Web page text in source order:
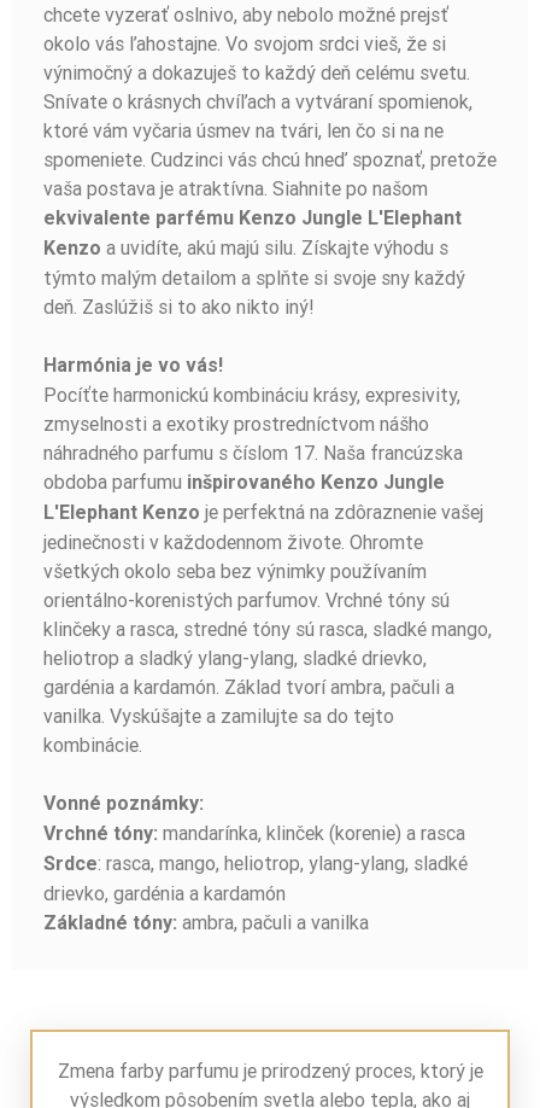
chcete vyzerať oslnivo, aby nebolo možné prejsť
okolo vás ľahostajne. Vo svojom srdci vieš, že si
výnimočný a dokazuješ to každý deň celému svetu.
Snívate o krásnych chvíľach a vytváraní spomienok,
ktoré vám vyčaria úsmev na tvári, len čo si na ne
spomeniete. Cudzinci vás chcú hneď spoznať, pretože
vaša postava je atraktívna. Siahnite po našom
ekvivalente parfému Kenzo Jungle L'Elephant
Kenzo a uvidíte, akú majú silu. Získajte výhodu s
týmto malým detailom a splňte si svoje sny každý
deň. Zaslúžiš si to ako nikto iný!
Harmónia je vo vás!
Pocíťte harmonickú kombináciu krásy, expresivity,
zmyselnosti a exotiky prostredníctvom nášho
náhradného parfumu s číslom 17. Naša francúzska
obdoba parfumu inšpirovaného Kenzo Jungle
L'Elephant Kenzo je perfektná na zdôraznenie vašej
jedinečnosti v každodennom živote. Ohromte
všetkých okolo seba bez výnimky používaním
orientálno-korenistých parfumov. Vrchné tóny sú
klinčeky a rasca, stredné tóny sú rasca, sladké mango,
heliotrop a sladký ylang-ylang, sladké drievko,
gardénia a kardamón. Základ tvorí ambra, pačuli a
vanilka. Vyskúšajte a zamilujte sa do tejto
kombinácie.
Vonné poznámky:
Vrchné tóny: mandarínka, klinček (korenie) a rasca
Srdce: rasca, mango, heliotrop, ylang-ylang, sladké
drievko, gardénia a kardamón
Základné tóny: ambra, pačuli a vanilka
Zmena farby parfumu je prirodzený proces, ktorý je
výsledkom pôsobením svetla alebo tepla, ako aj